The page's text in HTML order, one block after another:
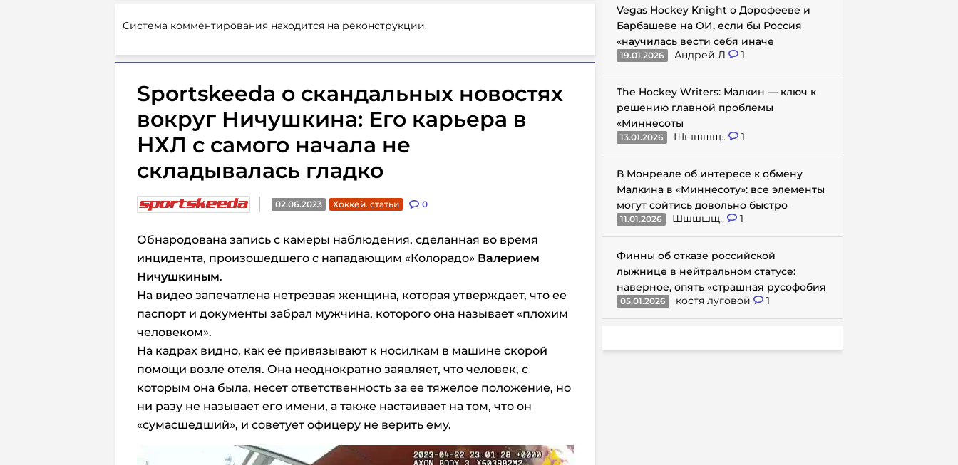
Система комментирования находится на реконструкции.
Sportskeeda о скандальных новостях
вокруг Ничушкина: Его карьера в
НХЛ с самого начала не
складывалась гладко
02.06.2023 Хоккей. статьи 0
Обнародована запись с камеры наблюдения, сделанная во время
инцидента, произошедшего с нападающим «Колорадо» Валерием
Ничушкиным.
На видео запечатлена нетрезвая женщина, которая утверждает, что ее
паспорт и документы забрал мужчина, которого она называет «плохим
человеком».
На кадрах видно, как ее привязывают к носилкам в машине скорой
помощи возле отеля. Она неоднократно заявляет, что человек, с
которым она была, несет ответственность за ее тяжелое положение, но
ни разу не называет его имени, а также настаивает на том, что он
«сумасшедший», и советует офицеру не верить ему.
Vegas Hockey Knight о Дорофееве и
Барбашеве на ОИ, если бы Россия
«научилась вести себя иначе
19.01.2026 Андрей Л 1
The Hockey Writers: Малкин — ключ к
решению главной проблемы
«Миннесоты
13.01.2026 Шшшшщ.. 1
В Монреале об интересе к обмену
Малкина в «Миннесоту»: все элементы
могут сойтись довольно быстро
11.01.2026 Шшшшщ.. 1
Финны об отказе российской
лыжнице в нейтральном статусе:
наверное, опять «страшная русофобия
05.01.2026 костя луговой 1